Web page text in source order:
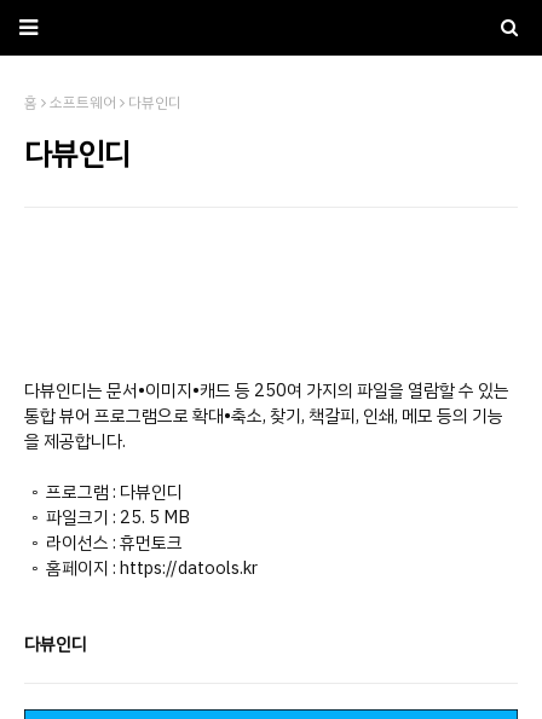
홈 소프트웨어 다뷰인디
다뷰인디
다뷰인디는 문서•이미지•캐드 등 250여 가지의 파일을 열람할 수 있는
통합 뷰어 프로그램으로확대•축소, 찾기, 책갈피, 인쇄, 메모 등의 기능
을 제공합니다.
◦ 프로그램 : 다뷰인디
◦ 파일크기 : 25. 5 MB
◦ 라이선스 : 휴먼토크
◦ 홈페이지 : https://datools.kr
다뷰인디